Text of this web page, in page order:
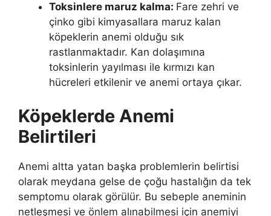
Toksinlere maruz kalma: Fare zehri ve
çinko gibi kimyasallara maruz kalan
köpeklerin anemi olduğu sık
rastlanmaktadır. Kan dolaşımına
toksinlerin yayılması ile kırmızı kan
hücreleri etkilenir ve anemi ortaya çıkar.
Köpeklerde Anemi
Belirtileri
Anemi altta yatan başka problemlerin belirtisi
olarak meydana gelse de çoğu hastalığın da tek
semptomu olarak görülür. Bu sebeple aneminin
netleşmesi ve önlem alınabilmesi için anemiyi